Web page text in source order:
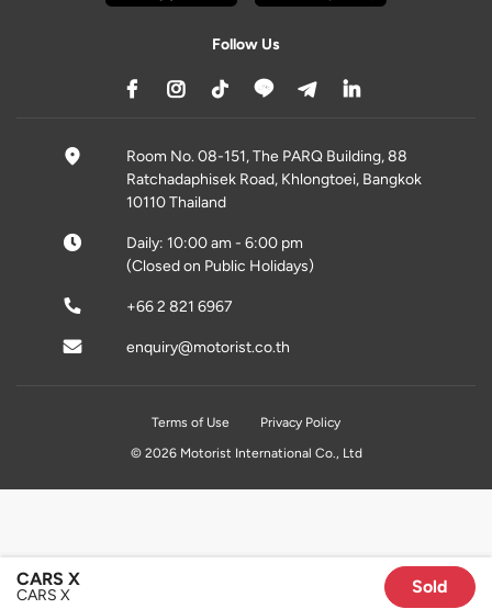
CARS X
CARS X Sold
Follow Us
Room No. 08-151, The PARQ Building, 88
Ratchadaphisek Road, Khlongtoei, Bangkok
10110 Thailand
Daily: 10:00 am - 6:00 pm
(Closed on Public Holidays)
+66 2 821 6967
enquiry@motorist.co.th
Terms of Use
Privacy Policy
© 2026 Motorist International Co., Ltd